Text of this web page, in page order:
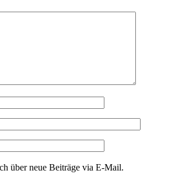
über neue Beiträge via E-Mail.